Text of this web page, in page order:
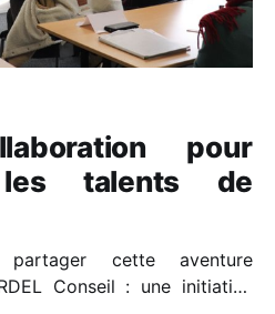
pour
les talents de
cette aventure
Conseil : une initiative